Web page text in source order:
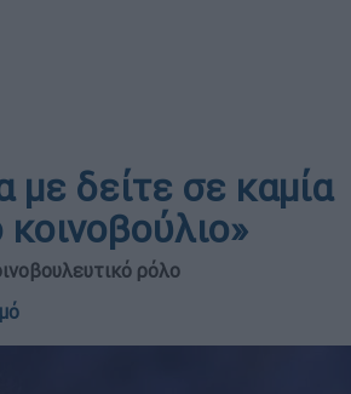
δείτε σε καμία
ρόλο